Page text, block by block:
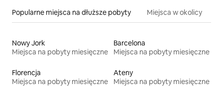
Popularne miejsca na dłuższe pobyty Miejsca w okolicy
Nowy Jork
Miejsca na pobyty miesięczne
Barcelona
Miejsca na pobyty miesięczne
Florencja
Miejsca na pobyty miesięczne
Ateny
Miejsca na pobyty miesięczne